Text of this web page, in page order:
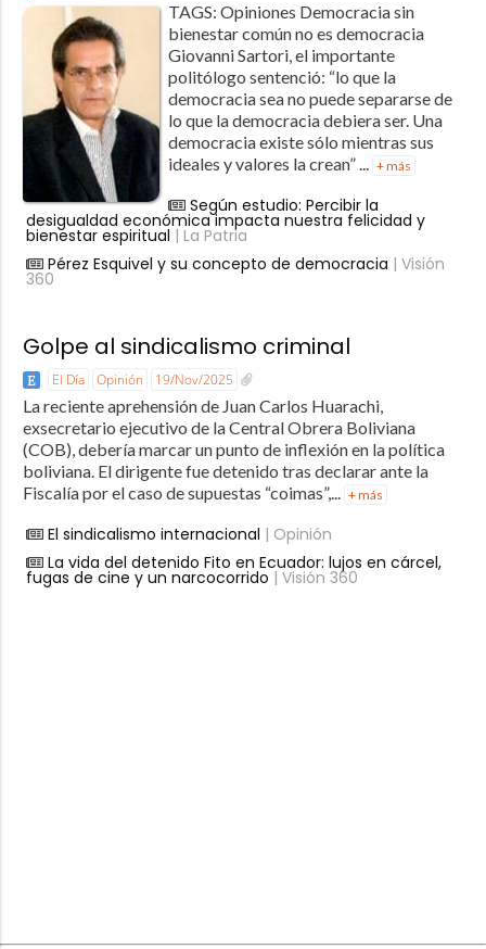
TAGS: Opiniones Democracia sin
bienestar común no es democracia
Giovanni Sartori, el importante
politólogo sentenció: “lo que la
democracia sea no puede separarse de
lo que la democracia debiera ser. Una
democracia existe sólo mientras sus
ideales y valores la crean” ... + más
Según estudio: Percibir la
desigualdad económica impacta nuestra felicidad y
bienestar espiritual | La Patria
Pérez Esquivel y su concepto de democracia | Visión
360
Golpe al sindicalismo criminal
El Día Opinión 19/Nov/2025
La reciente aprehensión de Juan Carlos Huarachi,
exsecretario ejecutivo de la Central Obrera Boliviana
(COB), debería marcar un punto de inflexión en la política
boliviana. El dirigente fue detenido tras declarar ante la
Fiscalía por el caso de supuestas “coimas”,... + más
El sindicalismo internacional | Opinión
La vida del detenido Fito en Ecuador: lujos en cárcel,
fugas de cine y un narcocorrido | Visión 360